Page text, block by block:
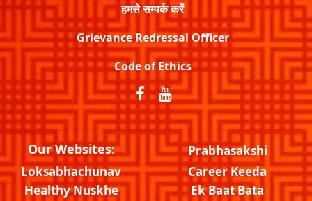
हमसे सम्पर्क करें
Grievance Redressal Officer
Code of Ethics
Our Websites:
Prabhasakshi
Loksabhachunav
Career Keeda
Healthy Nuskhe
Ek Baat Bata